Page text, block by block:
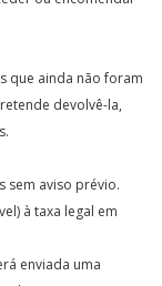
que ainda não foram
devolvê-la,
sem aviso prévio.
à taxa legal em
enviada uma